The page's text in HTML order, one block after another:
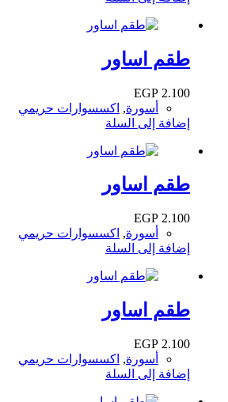
طقم اساور
EGP 2.100
أسورة, اكسسوارات حريمي
إضافة إلى السلة
طقم اساور
EGP 2.100
أسورة, اكسسوارات حريمي
إضافة إلى السلة
طقم اساور
EGP 2.100
أسورة, اكسسوارات حريمي
إضافة إلى السلة